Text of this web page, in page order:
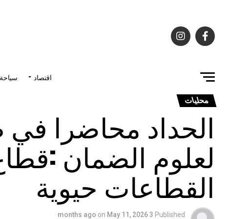
اقتصاد سياحة
محليات
الحداد محاضرا في
لعلوم الضمان
القطاعات حيوية
Published
3 months ago
on May 11, 2026